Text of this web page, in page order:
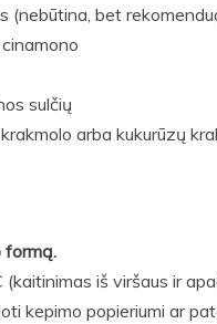
(nebūtina, bet
sulčių
arba kukurūzų
formą.
iš viršaus ir
kepimo popieriumi ar